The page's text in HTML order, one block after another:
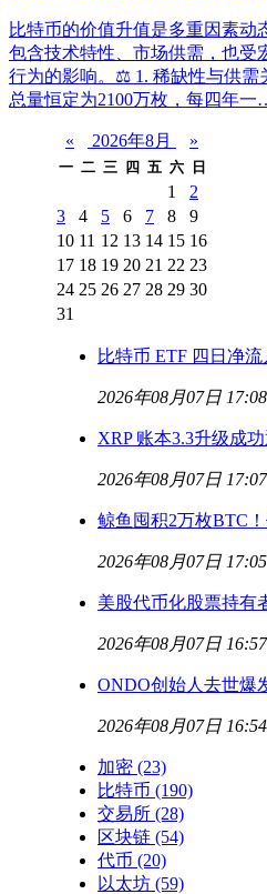
比特币的价值升值是多重因素动
包含技术特性、市场供需，也受
行为的影响。⚖️ 1. 稀缺性与供需
总量恒定为2100万枚，每四年一
« 2026年8月 »
一 二 三 四 五 六 日
1
2
3
4 5 6 7 8
9
10 11 12 13 14 15 16
17 18 19 20 21 22 23
24 25 26 27 28 29 30
31
比特币 ETF 四日净流
2026年08月07日 17:08
XRP 账本3.3升级成
2026年08月07日 17:07
鲸鱼囤积2万枚BTC
2026年08月07日 17:05
美股代币化股票持有
2026年08月07日 16:57
ONDO创始人去世爆
2026年08月07日 16:54
加密 (23)
比特币 (190)
交易所 (28)
区块链 (54)
代币 (20)
以太坊 (59)